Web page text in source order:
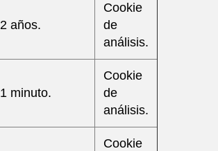
2 años.
Cookie
de
análisis.
1 minuto.
Cookie
de
análisis.
Cookie